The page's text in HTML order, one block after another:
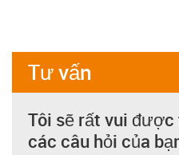
Tư vấn
Tôi sẽ rất vui
các câu hỏi của